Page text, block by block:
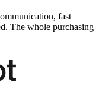
fast
The whole purchasing